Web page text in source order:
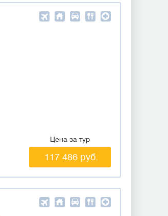
Цена за тур
117 486 руб.